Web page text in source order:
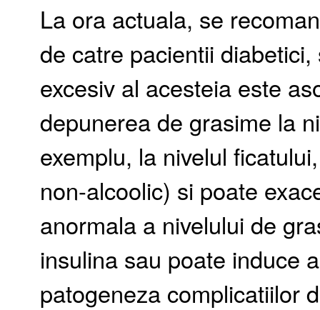
La ora actuala, se
de catre pacientii
excesiv al acesteia este
depunerea de grasime la
exemplu, la nivelul
non-alcoolic) si poate
anormala a nivelului de
insulina sau poate induce
patogeneza complicatiilor